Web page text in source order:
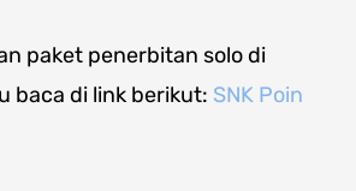
paket penerbitan solo di
baca di link berikut: SNK Poin